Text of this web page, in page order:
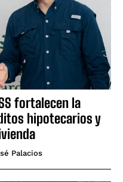
fortalecen la
hipotecarios y
Palacios